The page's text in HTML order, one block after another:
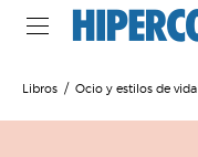
Libros Ocio y estilos de vida